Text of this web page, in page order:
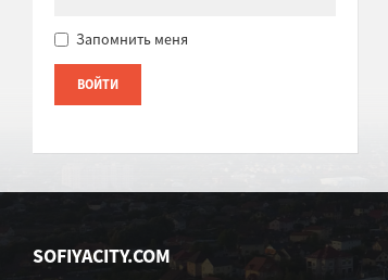
Запомнить меня
SOFIYACITY.COM